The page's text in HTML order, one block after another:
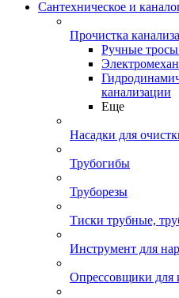
Сантехническое и
Прочистка
Ручные
канализации
Еще
Насадки для
Трубогибы
Труборезы
Тиски трубные,
Инструмент для
Опрессовщики для